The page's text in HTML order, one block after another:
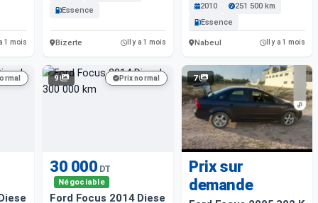
a 1 mois
Essence
Bizerte Il y a 1 mois
2010
251 500 km
Essence
Nabeul Il y a 1 mois
300 000 Km
9 Prix normal
30 000 DT
Négociable
Ford Focus 2014 Diesel 300 000 Km
7
Prix sur
demande